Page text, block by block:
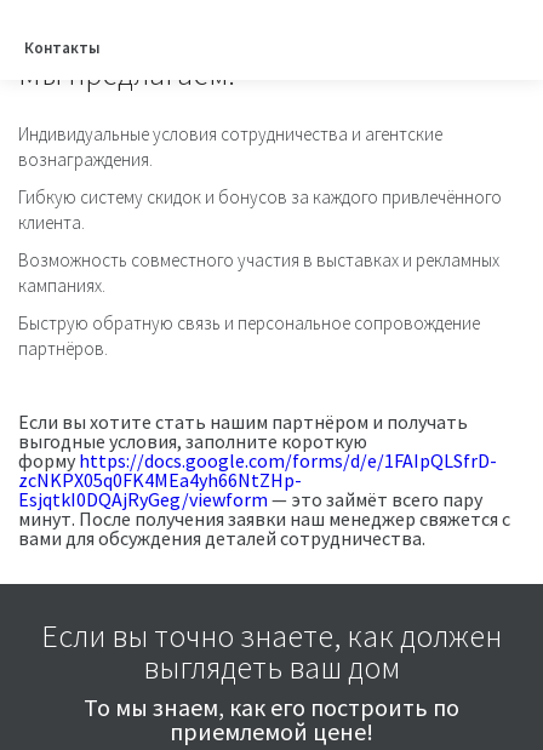
Контакты
Мы предлагаем:
Индивидуальные условия сотрудничества и агентские
вознаграждения.
Гибкую систему скидок и бонусов за каждого привлечённого
клиента.
Возможность совместного участия в выставках и рекламных
кампаниях.
Быструю обратную связь и персональное сопровождение
партнёров.
Если вы хотите стать нашим партнёром и получать
выгодные условия, заполните короткую
форму https://docs.google.com/forms/d/e/1FAIpQLSfrD-
zcNKPX05q0FK4MEa4yh66NtZHp-
EsjqtkI0DQAjRyGeg/viewform — это займёт всего пару
минут. После получения заявки наш менеджер свяжется с
вами для обсуждения деталей сотрудничества.
Если вы точно знаете, как должен
выглядеть ваш дом
То мы знаем, как его построить по
приемлемой цене!